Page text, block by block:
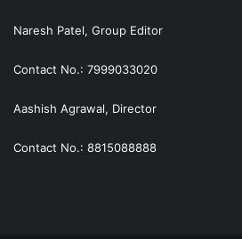
Naresh Patel, Group Editor
Contact No.: 7999033020
Aashish Agrawal, Director
Contact No.: 8815088888